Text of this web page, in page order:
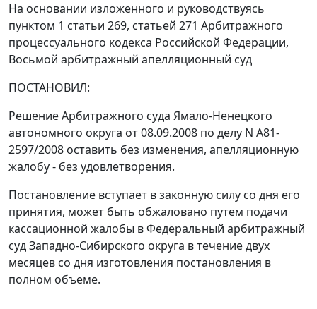
На основании изложенного и руководствуясь
пунктом 1 статьи 269, статьей 271 Арбитражного
процессуального кодекса Российской Федерации,
Восьмой арбитражный апелляционный суд
ПОСТАНОВИЛ:
Решение Арбитражного суда Ямало-Ненецкого
автономного округа от 08.09.2008 по делу N А81-
2597/2008 оставить без изменения, апелляционную
жалобу - без удовлетворения.
Постановление вступает в законную силу со дня его
принятия, может быть обжаловано путем подачи
кассационной жалобы в Федеральный арбитражный
суд Западно-Сибирского округа в течение двух
месяцев со дня изготовления постановления в
полном объеме.